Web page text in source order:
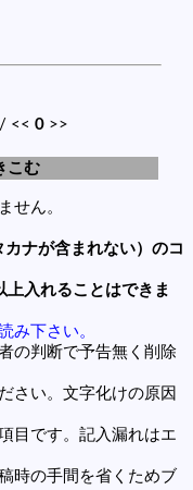
<< 0 >>
こむ
せん。
ナが含まれない）のコ
上入れることはできま
み下さい。
の判断で予告無く削除
さい。文字化けの原因
目です。記入漏れはエ
時の手間を省くためブ